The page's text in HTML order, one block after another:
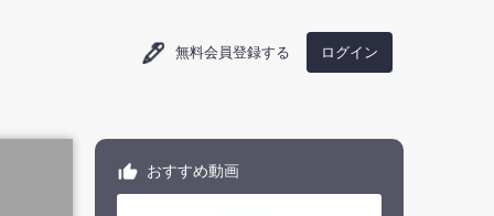
無料会員登録する ログイン
おすすめ動画